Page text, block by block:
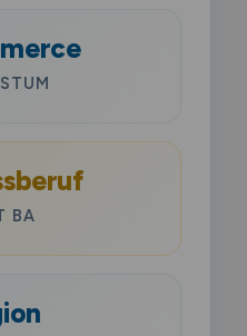
BA